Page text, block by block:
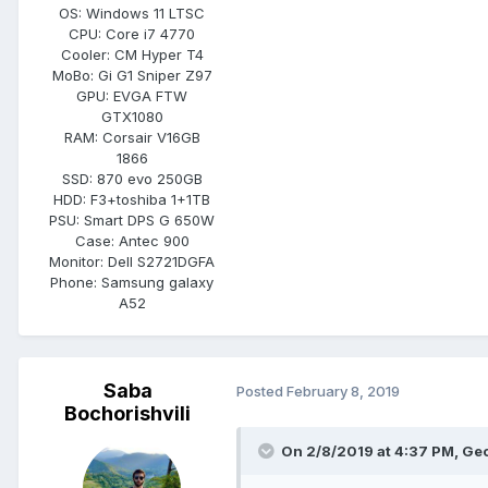
OS: Windows 11 LTSC
CPU: Core i7 4770
Cooler: CM Hyper T4
MoBo: Gi G1 Sniper Z97
GPU: EVGA FTW
GTX1080
RAM: Corsair V16GB
1866
SSD: 870 evo 250GB
HDD: F3+toshiba 1+1TB
PSU: Smart DPS G 650W
Case: Antec 900
Monitor: Dell S2721DGFA
Phone: Samsung galaxy
A52
Saba
Bochorishvili
Posted February 8, 2019
On 2/8/2019 at 4:37 PM,